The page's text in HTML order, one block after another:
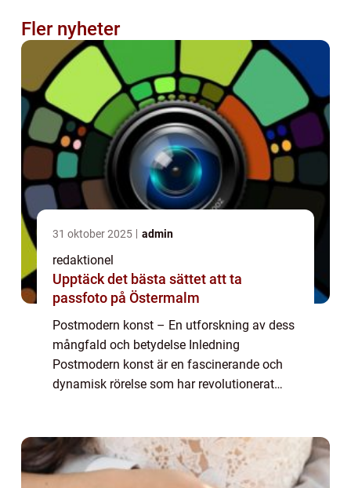
Fler nyheter
31 oktober 2025 admin
redaktionel
Upptäck det bästa sättet att ta
passfoto på Östermalm
Postmodern konst – En utforskning av dess
mångfald och betydelse Inledning
Postmodern konst är en fascinerande och
dynamisk rörelse som har revolutionerat
t...